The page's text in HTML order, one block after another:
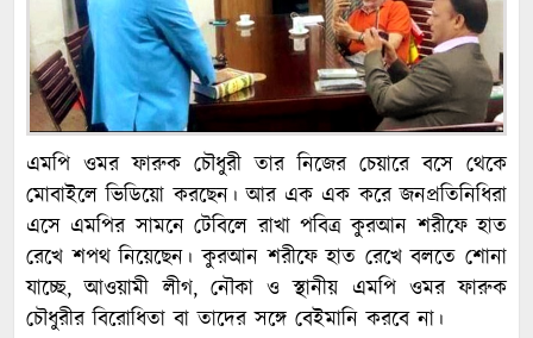
এমপি ওমর ফারুক চৌধুরী তার নিজের চেয়ারে বসে থেকে
মোবাইলে ভিডিয়ো করছেন। আর এক এক করে জনপ্রতিনিধিরা
এসে এমপির সামনে টেবিলে রাখা পবিত্র কুরআন শরীফে হাত
রেখে শপথ নিয়েছেন। কুরআন শরীফে হাত রেখে বলতে শোনা
যাচ্ছে, আওয়ামী লীগ, নৌকা ও স্থানীয় এমপি ওমর ফারুক
চৌধুরীর বিরোধিতা বা তাদের সঙ্গে বেইমানি করবে না।